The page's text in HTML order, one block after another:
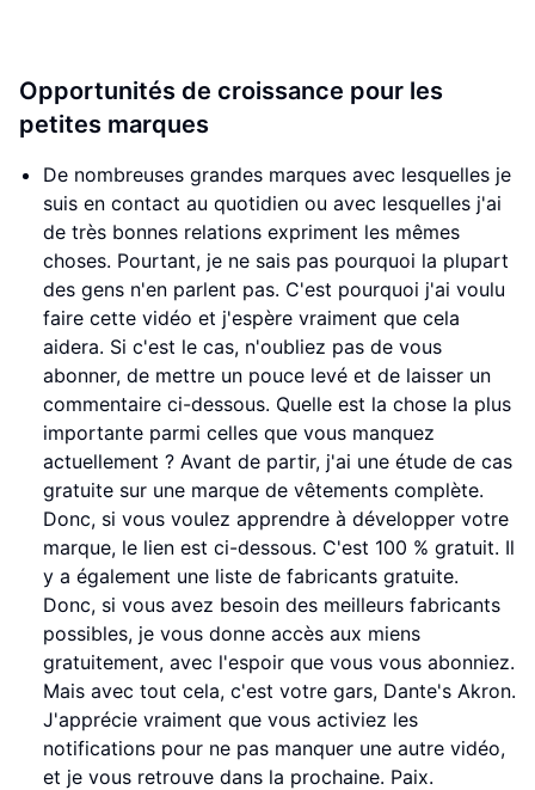
Opportunités de croissance pour les
petites marques
De nombreuses grandes marques avec lesquelles je
suis en contact au quotidien ou avec lesquelles j'ai
de très bonnes relations expriment les mêmes
choses. Pourtant, je ne sais pas pourquoi la plupart
des gens n'en parlent pas. C'est pourquoi j'ai voulu
faire cette vidéo et j'espère vraiment que cela
aidera. Si c'est le cas, n'oubliez pas de vous
abonner, de mettre un pouce levé et de laisser un
commentaire ci-dessous. Quelle est la chose la plus
importante parmi celles que vous manquez
actuellement ? Avant de partir, j'ai une étude de cas
gratuite sur une marque de vêtements complète.
Donc, si vous voulez apprendre à développer votre
marque, le lien est ci-dessous. C'est 100 % gratuit. Il
y a également une liste de fabricants gratuite.
Donc, si vous avez besoin des meilleurs fabricants
possibles, je vous donne accès aux miens
gratuitement, avec l'espoir que vous vous abonniez.
Mais avec tout cela, c'est votre gars, Dante's Akron.
J'apprécie vraiment que vous activiez les
notifications pour ne pas manquer une autre vidéo,
et je vous retrouve dans la prochaine. Paix.